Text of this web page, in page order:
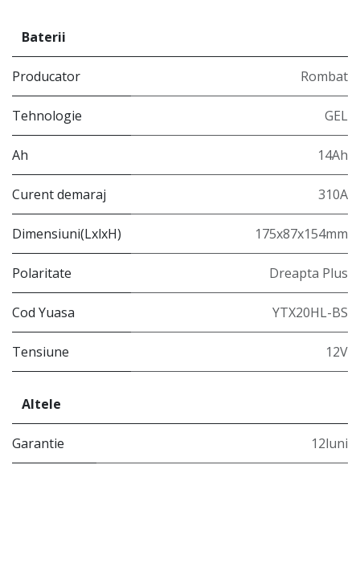
Baterii
Producator Rombat
Tehnologie GEL
Ah 14Ah
Curent demaraj 310A
Dimensiuni(LxlxH) 175x87x154mm
Polaritate Dreapta Plus
Cod Yuasa YTX20HL-BS
Tensiune 12V
Altele
Garantie 12luni